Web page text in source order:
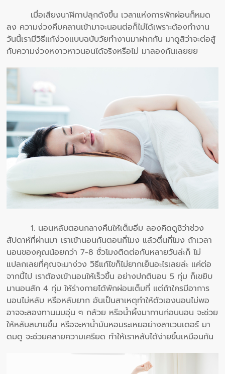
เมื่อเสียงนาฬิกาปลุกดังขึ้น เวลาแห่งการพักผ่อนก็หมด
ลง ความง่วงคืบคลานเข้ามาจะนอนต่อก็ไม่ได้เพราะต้องทำงาน
วันนี้เรามีวิธีแก้ง่วงแบบฉบับวัยทำงานมาฝากกัน มาดูสิว่าจะต่อสู้
กับความง่วงหงาวหาวนอนได้จริงหรือไม่ มาลองกันเลยยย
1. นอนหลับตอนกลางคืนให้เต็มอิ่ม ลองคิดดูซิว่าช่วง
สัปดาห์ที่ผ่านมา เราเข้านอนกันตอนกี่โมง แล้วตื่นกี่โมง ถ้าเวลา
นอนของคุณน้อยกว่า 7-8 ชั่วโมงติดต่อกันหลายวันล่ะก็ ไม่
แปลกเลยที่คุณจะมาง่วง วิธีแก้ไขก็ไม่ยากเย็นอะไรเลยล่ะ แค่ต่อ
จากนี้ไป เราต้องเข้านอนให้เร็วขึ้น อย่างปกตินอน 5 ทุ่ม ก็เขยิบ
มานอนสัก 4 ทุ่ม ให้ร่างกายได้พักผ่อนเต็มที่ แต่ถ้าใครมีอาการ
นอนไม่หลับ หรือหลับยาก อันเป็นสาเหตุทำให้ตัวเองนอนไม่พอ
อาจจะลองทานนมอุ่น ๆ กล้วย หรือน้ำผึ้งมาทานก่อนนอน จะช่วย
ให้หลับสบายขึ้น หรือจะหาน้ำมันหอมระเหยอย่างลาเวนเดอร์ มา
ดมดู จะช่วยคลายความเครียด ทำให้เราหลับได้ง่ายขึ้นเหมือนกัน